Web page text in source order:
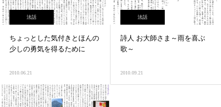
法話
ちょっとした気付きとほんの
少しの勇気を得るために
2010.06.21
法話
詩人 お大師さま～雨を喜ぶ
歌～
2010.09.21